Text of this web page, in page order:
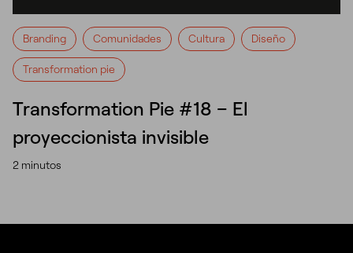
Branding Comunidades Cultura Diseño
Transformation pie
Transformation Pie #18 – El
proyeccionista invisible
2 minutos